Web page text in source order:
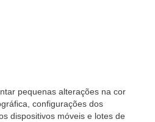
pequenas alterações na cor
configurações dos
dispositivos móveis e lotes de